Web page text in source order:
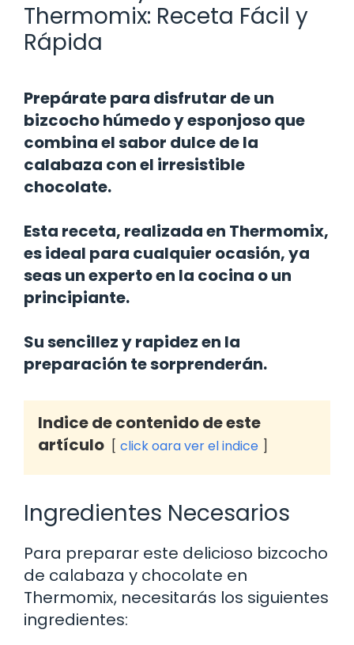
Thermomix: Receta Fácil y
Rápida
Prepárate para disfrutar de un
bizcocho húmedo y esponjoso que
combina el sabor dulce de la
calabaza con el irresistible
chocolate.
Esta receta, realizada en Thermomix,
es ideal para cualquier ocasión, ya
seas un experto en la cocina o un
principiante.
Su sencillez y rapidez en la
preparación te sorprenderán.
Indice de contenido de este
artículo
click oara ver el indice
Ingredientes Necesarios
Para preparar este delicioso bizcocho
de calabaza y chocolate en
Thermomix, necesitarás los siguientes
ingredientes: